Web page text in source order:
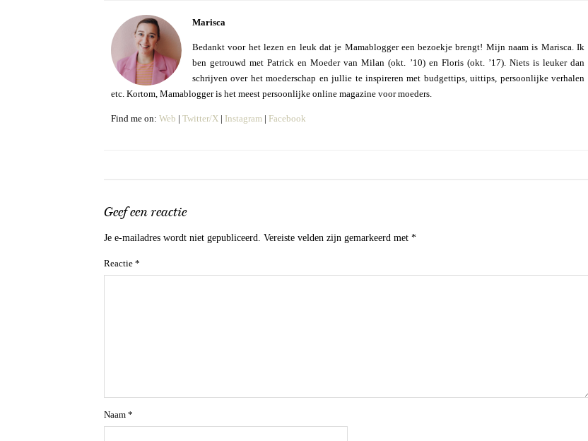
Marisca
Bedankt voor het lezen en leuk dat je Mamablogger een bezoekje brengt! Mijn naam is Marisca. Ik
ben getrouwd met Patrick en Moeder van Milan (okt. ’10) en Floris (okt. ’17). Niets is leuker dan
schrijven over het moederschap en jullie te inspireren met budgettips, uittips, persoonlijke verhalen
etc. Kortom, Mamablogger is het meest persoonlijke online magazine voor moeders.
Find me on: Web | Twitter/X | Instagram | Facebook
Geef een reactie
Je e-mailadres wordt niet gepubliceerd. Vereiste velden zijn gemarkeerd met *
Reactie *
Naam *